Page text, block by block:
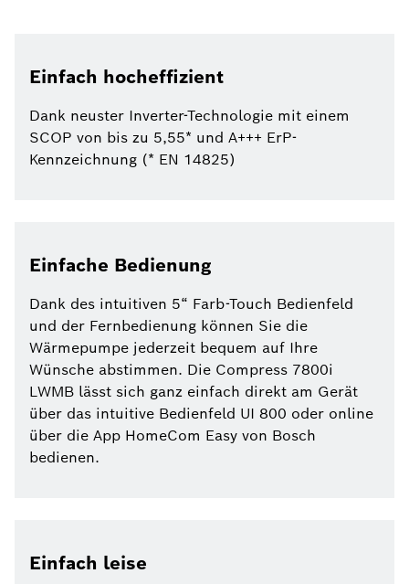
Einfach hocheffizient
Dank neuster Inverter-Technologie mit einem
SCOP von bis zu 5,55* und A+++ ErP-
Kennzeichnung (* EN 14825)
Einfache Bedienung
Dank des intuitiven 5“ Farb-Touch Bedienfeld
und der Fernbedienung können Sie die
Wärmepumpe jederzeit bequem auf Ihre
Wünsche abstimmen. Die Compress 7800i
LWMB lässt sich ganz einfach direkt am Gerät
über das intuitive Bedienfeld UI 800 oder online
über die App HomeCom Easy von Bosch
bedienen.
Einfach leise